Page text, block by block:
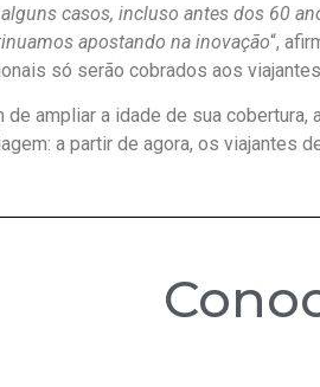
alguns casos, incluso antes dos 60
apostando na inovação“,
só serão cobrados aos
de ampliar a idade de sua
a partir de agora, os viajantes